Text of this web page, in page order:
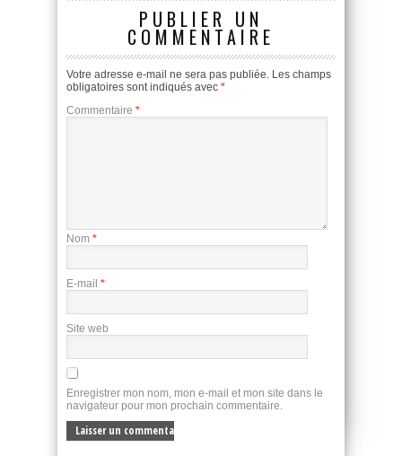
PUBLIER UN
COMMENTAIRE
Votre adresse e-mail ne sera pas publiée. Les champs
obligatoires sont indiqués avec *
Commentaire *
Nom *
E-mail *
Site web
Enregistrer mon nom, mon e-mail et mon site dans le
navigateur pour mon prochain commentaire.